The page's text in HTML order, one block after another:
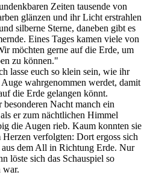
Zeiten tausende von
glänzen und ihr Licht erstrahlen
silberne Sterne, daneben gibt es
Eines Tages kamen viele von
möchten gerne auf die Erde, um
zu können."
lasse euch so klein sein, wie ihr
wahrgenommen werdet, damit
die Erde gelangen könnt.
besonderen Nacht manch ein
er zum nächtlichen Himmel
die Augen rieb. Kaum konnten sie
verfolgten: Dort ergoss sich
aus dem All in Richtung Erde. Nur
löste sich das Schauspiel so
war.